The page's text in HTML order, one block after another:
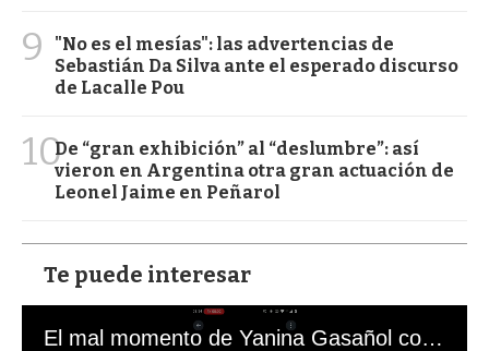
9
"No es el mesías": las advertencias de
Sebastián Da Silva ante el esperado discurso
de Lacalle Pou
10De “gran exhibición” al “deslumbre”: así
vieron en Argentina otra gran actuación de
Leonel Jaime en Peñarol
Te puede interesar
El mal momento de Yanina Gasañol con un hincha argentino en "Subrayado"